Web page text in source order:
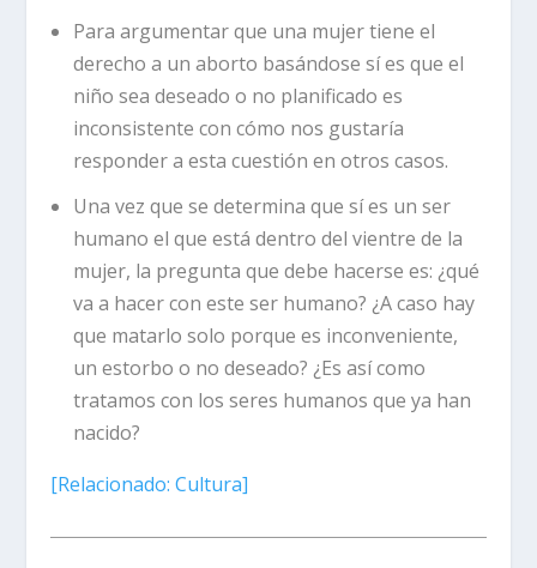
Para argumentar que una mujer tiene el
derecho a un aborto basándose sí es que el
niño sea deseado o no planificado es
inconsistente con cómo nos gustaría
responder a esta cuestión en otros casos.
Una vez que se determina que sí es un ser
humano el que está dentro del vientre de la
mujer, la pregunta que debe hacerse es: ¿qué
va a hacer con este ser humano? ¿A caso hay
que matarlo solo porque es inconveniente,
un estorbo o no deseado? ¿Es así como
tratamos con los seres humanos que ya han
nacido?
[Relacionado: Cultura]